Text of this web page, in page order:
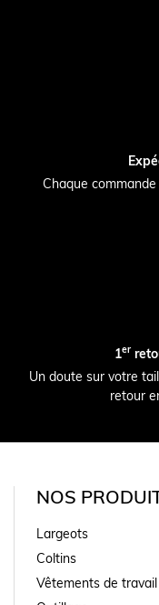
Chaque
1er
Un doute sur votre
retour
NOS
Largeots
Coltins
Vêtements de travail